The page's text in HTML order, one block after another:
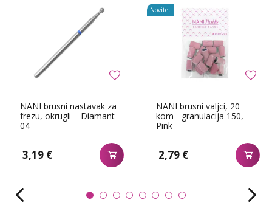
NANI brusni nastavak za
frezu, okrugli – Diamant
04
3,19 €
NANI brusni valjci, 20
kom - granulacija 150,
Pink
2,79 €
Novitet